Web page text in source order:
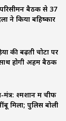
बैठक से 37
ने किया बहिष्कार
की बढ़ती चोटों पर
होगी अहम बैठक
मंत्र: श्मशान में चीफ
मिला; पुलिस बोली